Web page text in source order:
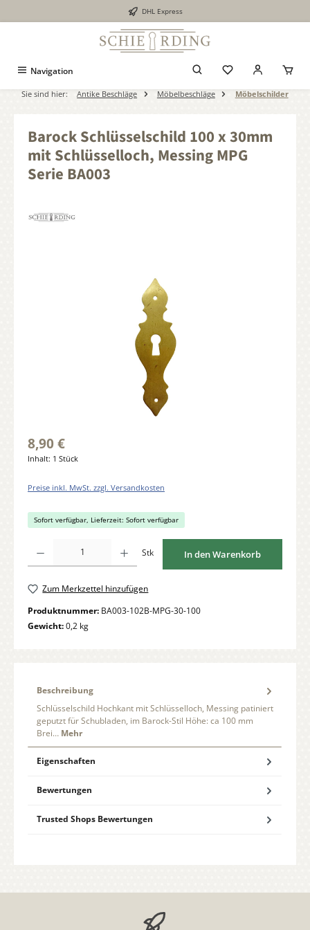
DHL Express
Navigation
Sie sind hier: Antike Beschläge Möbelbeschläge Möbelschilder
Barock Schlüsselschild 100 x 30mm
mit Schlüsselloch, Messing MPG
Serie BA003
8,90 €
Inhalt: 1 Stück
Preise inkl. MwSt. zzgl. Versandkosten
Sofort verfügbar, Lieferzeit: Sofort verfügbar
Stk In den Warenkorb
Zum Merkzettel hinzufügen
Produktnummer: BA003-102B-MPG-30-100
Gewicht:0,2 kg
Beschreibung
Schlüsselschild Hochkant mit Schlüsselloch, Messing patiniert
geputzt für Schubladen, im Barock-Stil Höhe: ca 100 mm
Brei… Mehr
Eigenschaften
Bewertungen
Trusted Shops Bewertungen